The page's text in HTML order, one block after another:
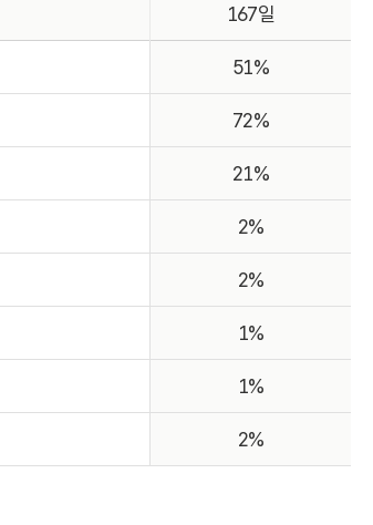
167일
51%
72%
21%
2%
2%
1%
1%
2%